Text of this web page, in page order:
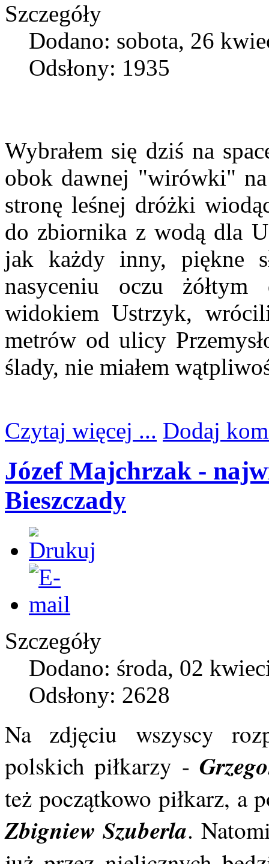
Szczegóły
Dodano: sobota, 26
Odsłony: 1935
Wybrałem się dziś na
obok dawnej "wirówki"
stronę leśnej dróżki
do zbiornika z wodą dla
jak każdy inny, piękne
nasyceniu oczu
widokiem Ustrzyk,
metrów od ulicy
ślady, nie miałem
Czytaj więcej ... Dodaj
Józef Majchrzak -
Bieszczady
Szczegóły
Dodano: środa, 02
Odsłony: 2628
Na zdjęciu wszyscy
polskich piłkarzy -
też początkowo piłkarz, a
Zbigniew Szuberla.